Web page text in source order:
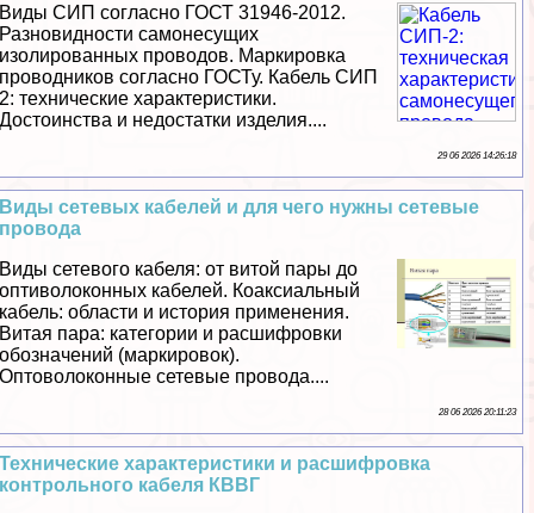
Виды СИП согласно ГОСТ 31946-2012.
Разновидности самонесущих
изолированных проводов. Маркировка
проводников согласно ГОСТу. Кабель СИП
2: технические хаpaктеристики.
Достоинства и недостатки изделия....
29 06 2026 14:26:18
Виды сетевых кабелей и для чего нужны сетевые
провода
Виды сетевого кабеля: от витой пары до
оптиволоконных кабелей. Коаксиальный
кабель: области и история применения.
Витая пара: категории и расшифровки
обозначений (маркировок).
Оптоволоконные сетевые провода....
28 06 2026 20:11:23
Технические хаpaктеристики и расшифровка
контрольного кабеля КВВГ